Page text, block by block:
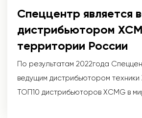
Спеццентр является
дистрибьютором
территории России
По результатам 2022года
ведущим дистрибьютором
ТОП10 дистрибьюторов XCMG в